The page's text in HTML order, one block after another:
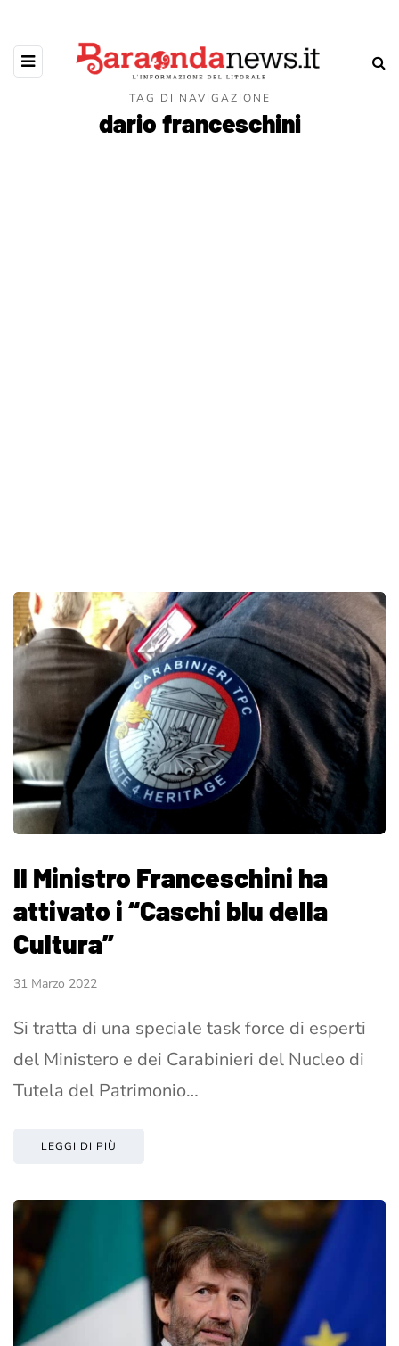
TAG DI NAVIGAZIONE
dario franceschini
Il Ministro Franceschini ha
attivato i “Caschi blu della
Cultura”
31 Marzo 2022
Si tratta di una speciale task force di esperti
del Ministero e dei Carabinieri del Nucleo di
Tutela del Patrimonio…
LEGGI DI PIÙ